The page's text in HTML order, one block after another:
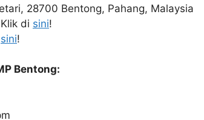
28700 Bentong, Pahang, Malaysia
di sini!
sini!
Bentong: